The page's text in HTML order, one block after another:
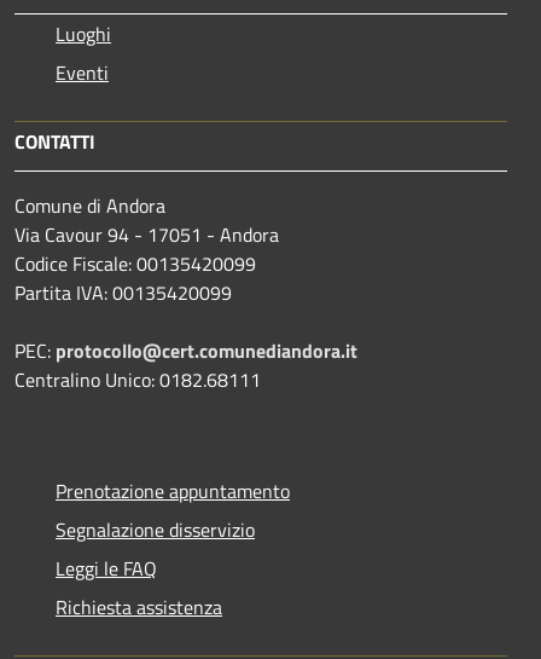
Luoghi
Eventi
CONTATTI
Comune di Andora
Via Cavour 94 - 17051 - Andora
Codice Fiscale: 00135420099
Partita IVA: 00135420099
PEC: protocollo@cert.comunediandora.it
Centralino Unico: 0182.68111
Prenotazione appuntamento
Segnalazione disservizio
Leggi le FAQ
Richiesta assistenza